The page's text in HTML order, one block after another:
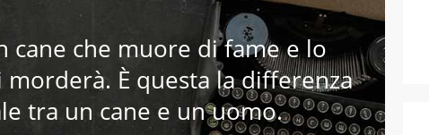
cane che muore di fame e lo
morderà. È questa la differenza
tra un cane e un uomo.